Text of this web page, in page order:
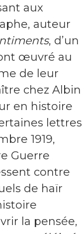
aux
auteur
, d’un
œuvré au
de leur
chez Albin
en histoire
lettres
1919,
Guerre
contre
de haïr
la pensée,